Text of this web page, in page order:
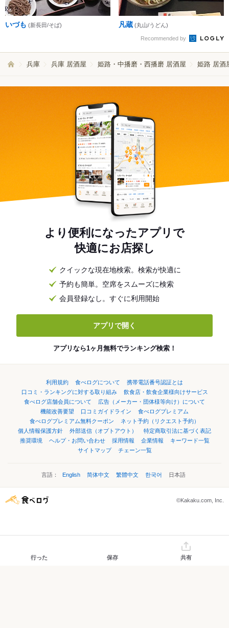
いづも (新長田/そば) 凡蔵 (丸山/うどん)
Recommended by
兵庫 兵庫 居酒屋 姫路・中播磨・西播磨 居酒屋 姫路 居酒
より便利になったアプリで
快適にお店探し
クイックな現在地検索。検索が快適に
予約も簡単。空席をスムーズに検索
会員登録なし。すぐに利用開始
アプリで開く
アプリなら1ヶ月無料でランキング検索！
利用規約 食べログについて
携帯電話番号認証とは
口コミ・ランキングに対する取り組み
飲食店・飲食企業様向けサービス
食べログ店舗会員について
広告（メーカー・団体様等向け）について
機能改善要望
口コミガイドライン
食べログプレミアム
食べログプレミアム無料クーポン
ネット予約（リクエスト予約）
個人情報保護方針
外部送信（オプトアウト）
特定商取引法に基づく表記
推奨環境
ヘルプ・お問い合わせ 採用情報 企業情報
キーワード一覧
サイトマップ
チェーン一覧
言語： English 简体中文 繁體中文 한국어 日本語
©Kakaku.com, Inc.
行った 保存 共有